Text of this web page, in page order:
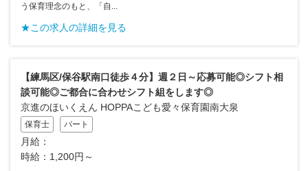
う保育理念のもと、「自...
★この求人の詳細を見る
【練馬区/保谷駅南口徒歩４分】週２日～応募可能◎シフト相
談可能◎ご都合に合わせシフト組をします◎
京進のほいくえん HOPPAこども愛々保育園南大泉
保育士 パート
月給：
時給：1,200円～